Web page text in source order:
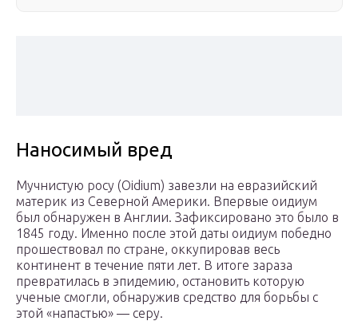
Наносимый вред
Мучнистую росу (Oidium) завезли на евразийский
материк из Северной Америки. Впервые оидиум
был обнаружен в Англии. Зафиксировано это было в
1845 году. Именно после этой даты оидиум победно
прошествовал по стране, оккупировав весь
континент в течение пяти лет. В итоге зараза
превратилась в эпидемию, остановить которую
ученые смогли, обнаружив средство для борьбы с
этой «напастью» — серу.